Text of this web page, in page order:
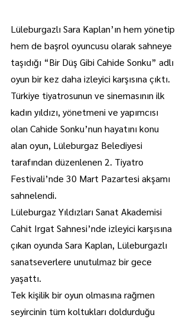
Lüleburgazlı Sara Kaplan’ın hem yönetip
hem de başrol oyuncusu olarak sahneye
taşıdığı “Bir Düş Gibi Cahide Sonku” adlı
oyun bir kez daha izleyici karşısına çıktı.
Türkiye tiyatrosunun ve sinemasının ilk
kadın yıldızı, yönetmeni ve yapımcısı
olan Cahide Sonku’nun hayatını konu
alan oyun, Lüleburgaz Belediyesi
tarafından düzenlenen 2. Tiyatro
Festivali’nde 30 Mart Pazartesi akşamı
sahnelendi.
Lüleburgaz Yıldızları Sanat Akademisi
Cahit Irgat Sahnesi’nde izleyici karşısına
çıkan oyunda Sara Kaplan, Lüleburgazlı
sanatseverlere unutulmaz bir gece
yaşattı.
Tek kişilik bir oyun olmasına rağmen
seyircinin tüm koltukları doldurduğu